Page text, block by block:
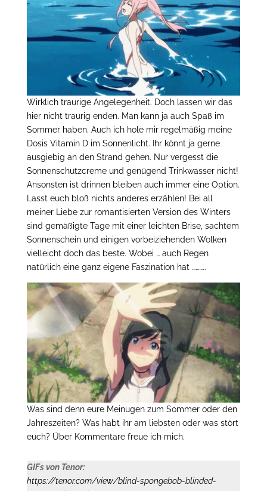
Wirklich traurige Angelegenheit. Doch lassen wir das
hier nicht traurig enden. Man kann ja auch Spaß im
Sommer haben. Auch ich hole mir regelmäßig meine
Dosis Vitamin D im Sonnenlicht. Ihr könnt ja gerne
ausgiebig an den Strand gehen. Nur vergesst die
Sonnenschutzcreme und genügend Trinkwasser nicht!
Ansonsten ist drinnen bleiben auch immer eine Option.
Lasst euch bloß nichts anderes erzählen! Bei all
meiner Liebe zur romantisierten Version des Winters
sind gemäßigte Tage mit einer leichten Brise, sachtem
Sonnenschein und einigen vorbeiziehenden Wolken
vielleicht doch das beste. Wobei … auch Regen
natürlich eine ganz eigene Faszination hat ………..
Was sind denn eure Meinugen zum Sommer oder den
Jahreszeiten? Was habt ihr am liebsten oder was stört
euch? Über Kommentare freue ich mich.
GIFs von Tenor:
https://tenor.com/view/blind-spongebob-blinded-